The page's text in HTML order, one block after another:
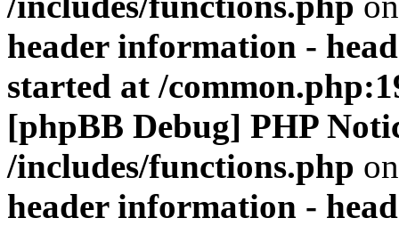
header information -
started at /
[phpBB Debug] PHP
/includes/functions.php
header information -